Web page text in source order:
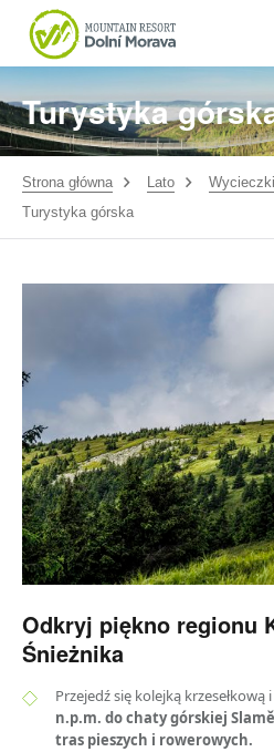
Turystyka
Strona główna Lato
Turystyka górska
Odkryj piękno regionu
Śnieżnika
Przejedź się kolejką krzesełkową
n.p.m. do chaty górskiej
tras pieszych i rowerowych.